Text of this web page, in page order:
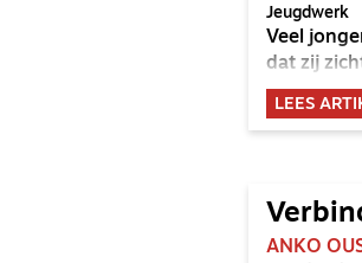
Jeugdwerk
Veel
dat zij
LEES
ANKO